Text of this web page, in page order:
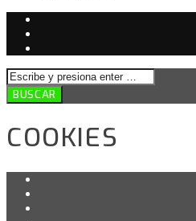
COOKIES